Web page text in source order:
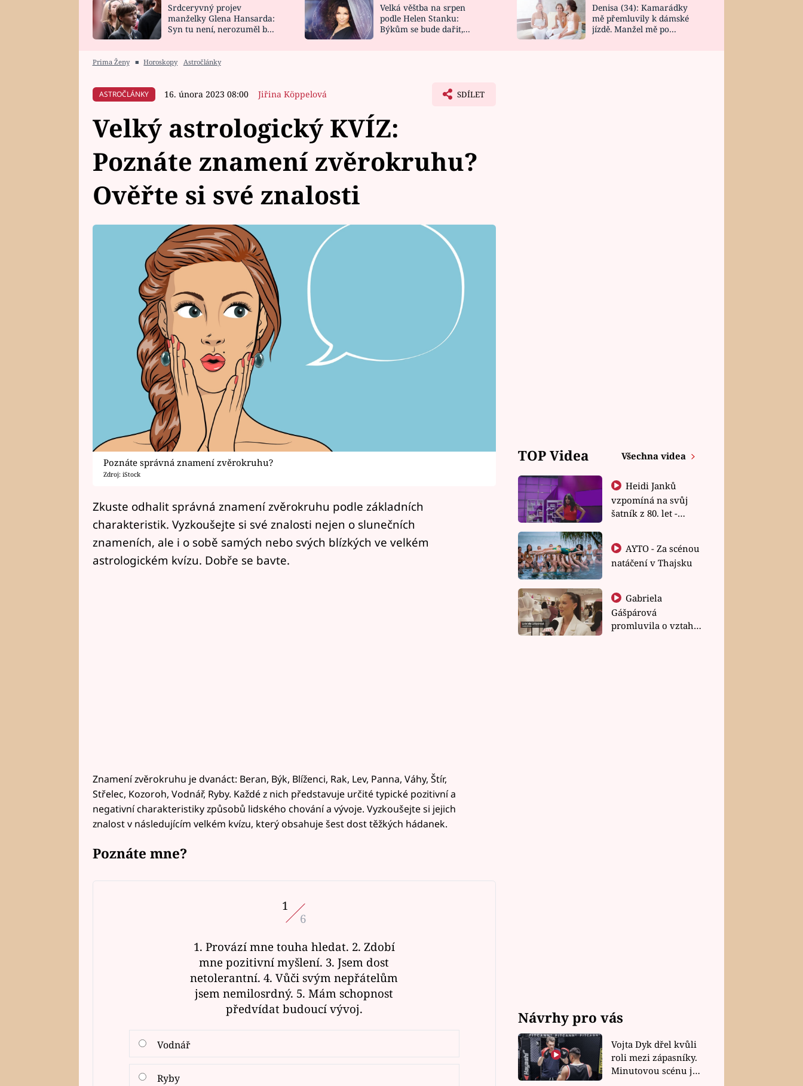
HOROSKOP NA
CELEBRITY
VAŘENÍ
NOVINKY
VIDEORECEPTY
DESIGN
Srdceryvný projev
manželky Glena Hansarda:
Syn tu není, nerozuměl by
Velká věštba na srpen
podle Helen Stanku:
Býkům se bude dařit,
Denisa (34): Kamarádky
mě přemluvily k dámské
jízdě. Manžel mě po
Prima Ženy ■ Horoskopy Astročlánky
ASTROČLÁNKY 16. února 2023 08:00 Jiřina Köppelová SDÍLET
Velký astrologický KVÍZ:
Poznáte znamení zvěrokruhu?
Ověřte si své znalosti
Poznáte správná znamení zvěrokruhu?
Zdroj: iStock
Zkuste odhalit správná znamení zvěrokruhu podle základních
charakteristik. Vyzkoušejte si své znalosti nejen o slunečních
znameních, ale i o sobě samých nebo svých blízkých ve velkém
astrologickém kvízu. Dobře se bavte.
Znamení zvěrokruhu je dvanáct: Beran, Býk, Blíženci, Rak, Lev, Panna, Váhy, Štír,
Střelec, Kozoroh, Vodnář, Ryby. Každé z nich představuje určité typické pozitivní a
negativní charakteristiky způsobů lidského chování a vývoje. Vyzkoušejte si jejich
znalost v následujícím velkém kvízu, který obsahuje šest dost těžkých hádanek.
Poznáte mne?
1
6
1. Provází mne touha hledat. 2. Zdobí
mne pozitivní myšlení. 3. Jsem dost
netolerantní. 4. Vůči svým nepřátelům
jsem nemilosrdný. 5. Mám schopnost
předvídat budoucí vývoj.
Vodnář
Ryby
TOP Videa Všechna videa
Heidi Janků
vzpomíná na svůj
šatník z 80. let -
natáčení v Thajsku
Gabriela
Gášpárová
promluvila o vztahu
Návrhy pro vás
Vojta Dyk dřel kvůli
roli mezi zápasníky.
Minutovou scénu jel